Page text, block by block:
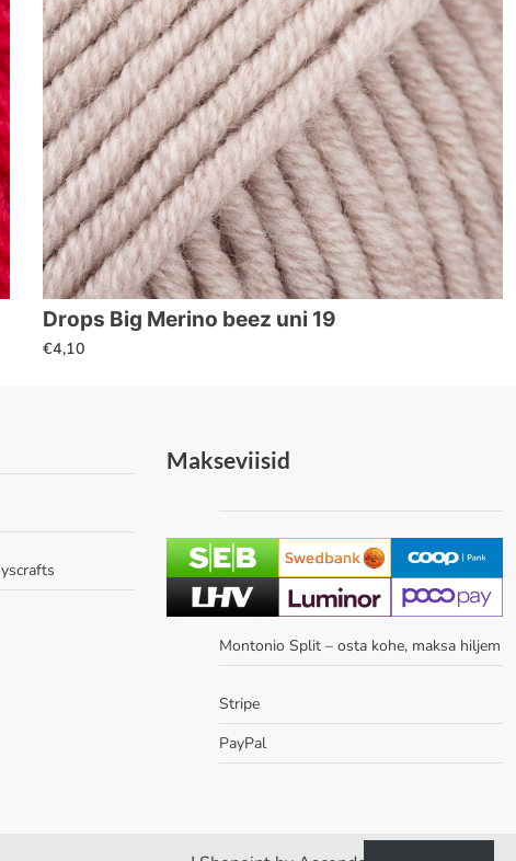
Drops Big Merino beez uni 19
€4,10
Makseviisid
Montonio Split – osta kohe, maksa hiljem
Stripe
PayPal